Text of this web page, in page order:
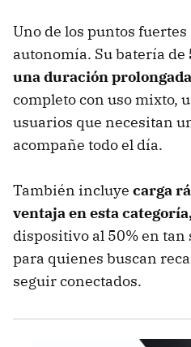
Uno de los puntos
autonomía. Su batería de
una duración prolongada
completo con uso mixto,
usuarios que necesitan
acompañe todo el día.
También incluye carga
ventaja en esta
dispositivo al 50% en
para quienes buscan
seguir conectados.